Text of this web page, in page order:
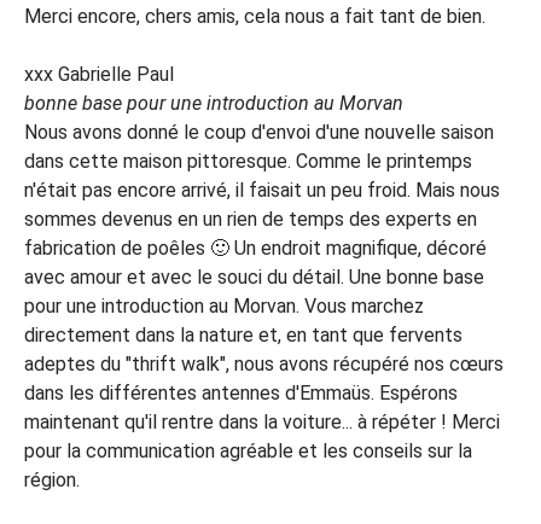
Merci encore, chers amis, cela nous a fait tant de bien.
xxx Gabrielle Paul
bonne base pour une introduction au Morvan
Nous avons donné le coup d'envoi d'une nouvelle saison
dans cette maison pittoresque. Comme le printemps
n'était pas encore arrivé, il faisait un peu froid. Mais nous
sommes devenus en un rien de temps des experts en
fabrication de poêles 🙂 Un endroit magnifique, décoré
avec amour et avec le souci du détail. Une bonne base
pour une introduction au Morvan. Vous marchez
directement dans la nature et, en tant que fervents
adeptes du "thrift walk", nous avons récupéré nos cœurs
dans les différentes antennes d'Emmaüs. Espérons
maintenant qu'il rentre dans la voiture... à répéter ! Merci
pour la communication agréable et les conseils sur la
région.